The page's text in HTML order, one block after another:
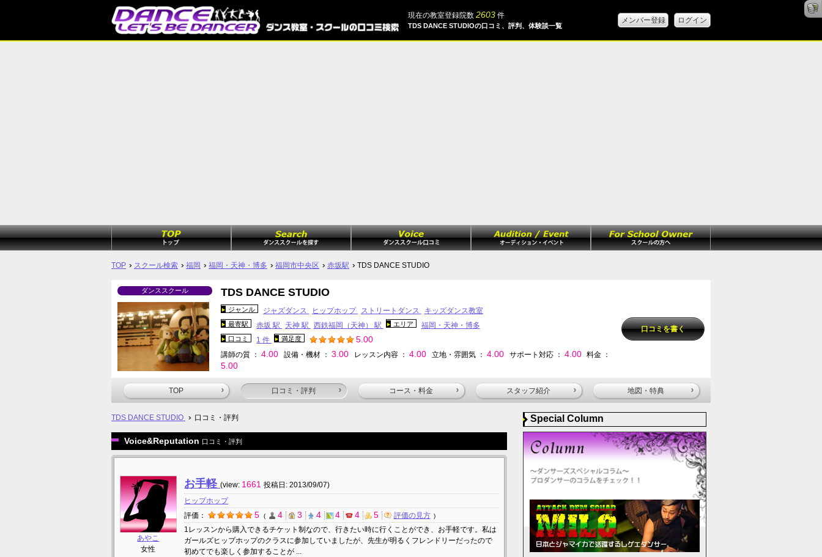
現在の教室登録院数 2603件
TDS DANCE STUDIOの口コミ、評判、体験談一覧
メンバー登録 ログイン
TOP スクール検索 福岡 福岡・天神・博多 福岡市中央区 赤坂駅 TDS DANCE STUDIO
ダンススクール TDS DANCE STUDIO
ジャンル ジャズダンス ヒップホップ ストリートダンス キッズダンス教室
最寄駅 赤坂 駅 天神 駅 西鉄福岡（天神） 駅 エリア 福岡・天神・博多
口コミ 1 件 満足度 5.00
講師の質 ：4.00 設備・機材 ：3.00 レッスン内容 ： 4.00 立地・雰囲気 ： 4.00 サポート対応 ： 4.00 料金 ：
5.00
口コミを書く
TOP 口コミ・評判 コース・料金 スタッフ紹介 地図・特典
TDS DANCE STUDIO 口コミ・評判
Voice&Reputation 口コミ・評判
あやこ
女性
お手軽(view: 1661投稿日: 2013/09/07)
ヒップホップ
評価：
5 4 3 4 4 4 5
評価の見方
1レッスンから購入できるチケット制なので、行きたい時に行くことができ、お手軽です。私は
ガールズヒップホップのクラスに参加していましたが、先生が明るくフレンドリーだったので
初めてでも楽しく参加することが ...
Special Column